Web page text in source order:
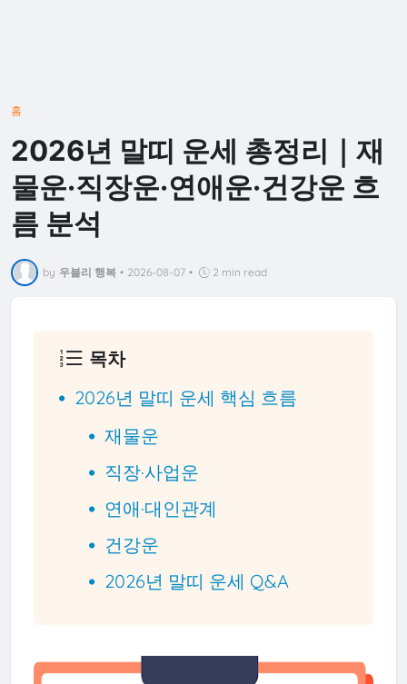
홈
2026년 말띠 운세 총정리｜재
물운·직장운·연애운·건강운 흐
름 분석
by 우블리 행복 • 2026-08-07 • 2 min read
목차
2026년 말띠 운세 핵심 흐름
재물운
직장·사업운
연애·대인관계
건강운
2026년 말띠 운세 Q&A